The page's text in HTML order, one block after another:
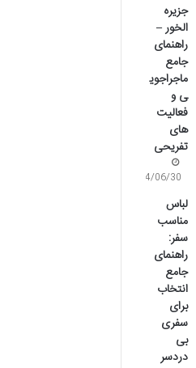
جزیره
الخور –
راهنمای
جامع
ماجراجوی
ی و
فعالیت
های
تفریحی
04/06/30
لباس
مناسب
سفر:
راهنمای
جامع
انتخاب
برای
سفری
بی
دردسر